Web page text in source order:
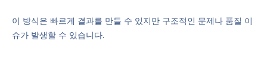
이 방식은 빠르게 결과를 만들 수 있지만 구조적인 문제나 품질 이
슈가 발생할 수 있습니다.